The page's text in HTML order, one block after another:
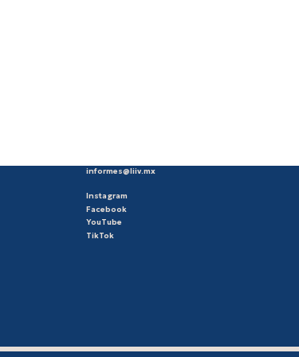
informes@liiv.mx
Instagram
Facebook
YouTube
TikTok